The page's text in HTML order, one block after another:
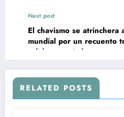
Next post
El chavismo se atrinchera
mundial por un recuento
salida negociada
RELATED POSTS